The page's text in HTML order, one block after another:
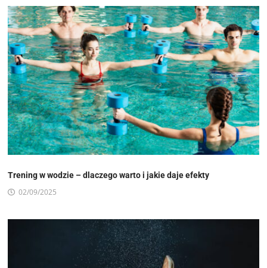
Trening w wodzie – dlaczego warto i jakie daje efekty
02/09/2025